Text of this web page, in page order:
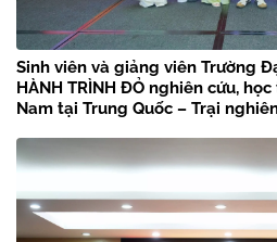
Sinh viên và giảng viên Trường
HÀNH TRÌNH ĐỎ nghiên cứu,
Nam tại Trung Quốc – Trại